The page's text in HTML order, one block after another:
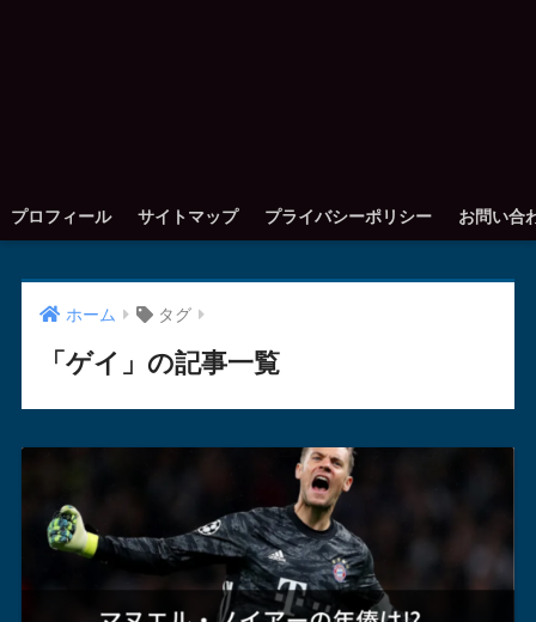
プロフィール サイトマップ プライバシーポリシー お問い合
ホーム タグ
「ゲイ」の記事一覧